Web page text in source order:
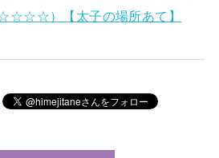
）【太子の場所あて】